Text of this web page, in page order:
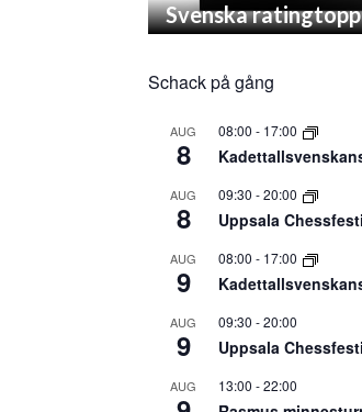
Svenska
Schack på gång
AUG
8
08:00 - 17:00
AUG
8
09:30 -20:00
Uppsala
AUG
9
08:00 - 17:00
AUG
9
09:30 -20:00
Uppsala
AUG 13:00 -22:00